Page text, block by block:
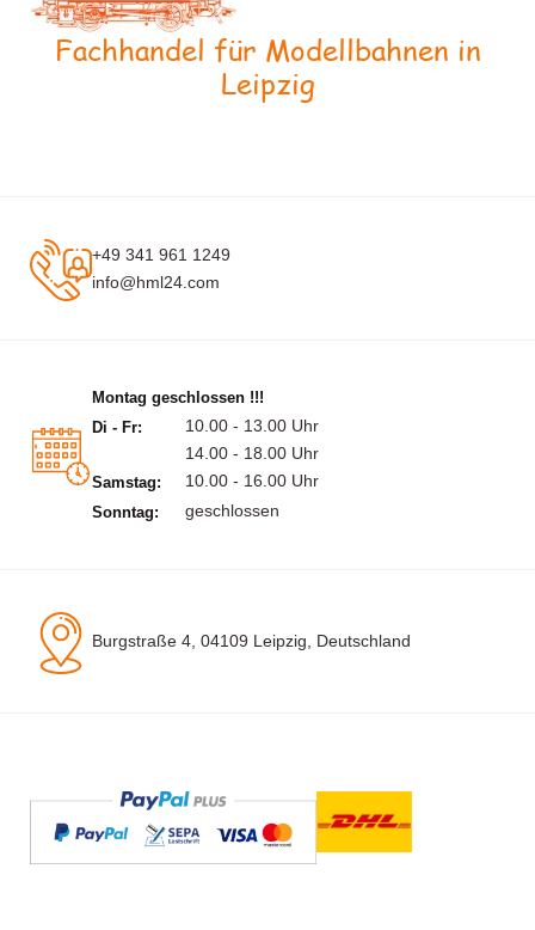
Fachhandel für Modellbahnen in
Leipzig
+49 341 961 1249
info@hml24.com
Montag geschlossen !!!
Di - Fr:
10.00 - 13.00 Uhr
14.00 - 18.00 Uhr
Samstag: 10.00 - 16.00 Uhr
Sonntag: geschlossen
Burgstraße 4, 04109 Leipzig, Deutschland